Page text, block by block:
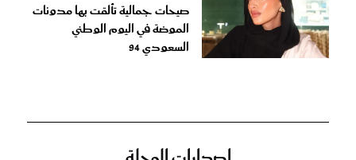
صيحات جمالية تألقت بها مدونات
الموضة في اليوم الوطني
السعودي 94